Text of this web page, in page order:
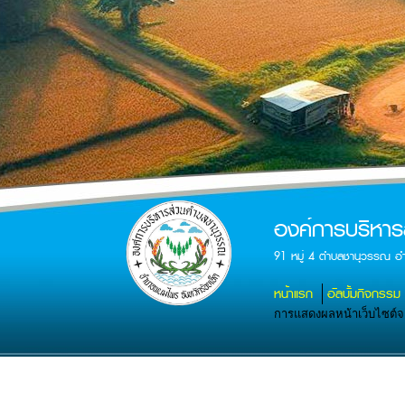
องค์การบริหา
91 หมู่ 4 ตำบลชานุวรรณ อ
หน้าแรก อัลบั้มกิจกรรม
การแสดงผลหน้าเว็บไซต์